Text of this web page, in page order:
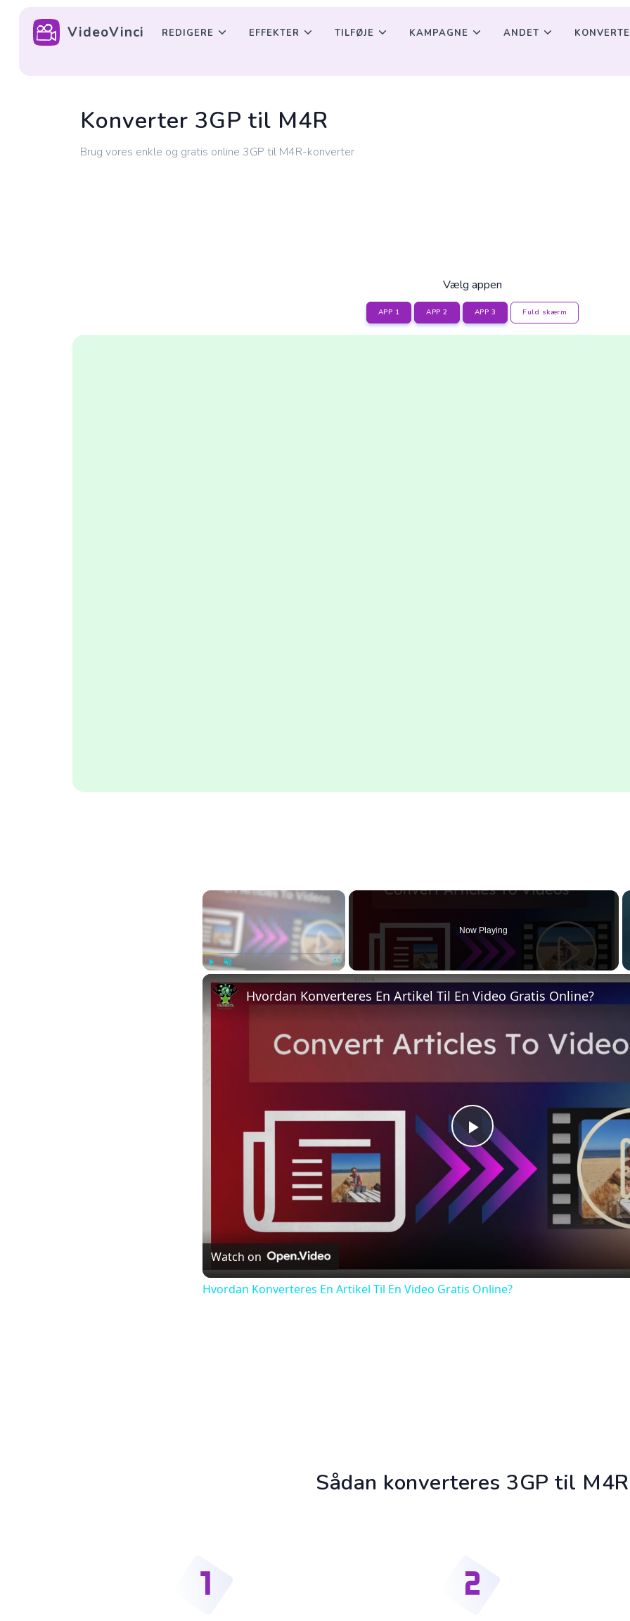
VideoVinci REDIGERE EFFEKTER TILFØJE KAMPAGNE ANDET
Konverter 3GP til M4R
Brug vores enkle og gratis online 3GP til M4R-konverter
Vælg appen
APP 1 APP 2 APP 3 Fuld skærm
×
Now Playing
Play
Video
Hvordan Konverteres En Artikel Til En Video Gratis Online?
Watch on
Hvordan Konverteres En Artikel Til En Video Gratis Online?
Sådan konverteres 3GP til M4R